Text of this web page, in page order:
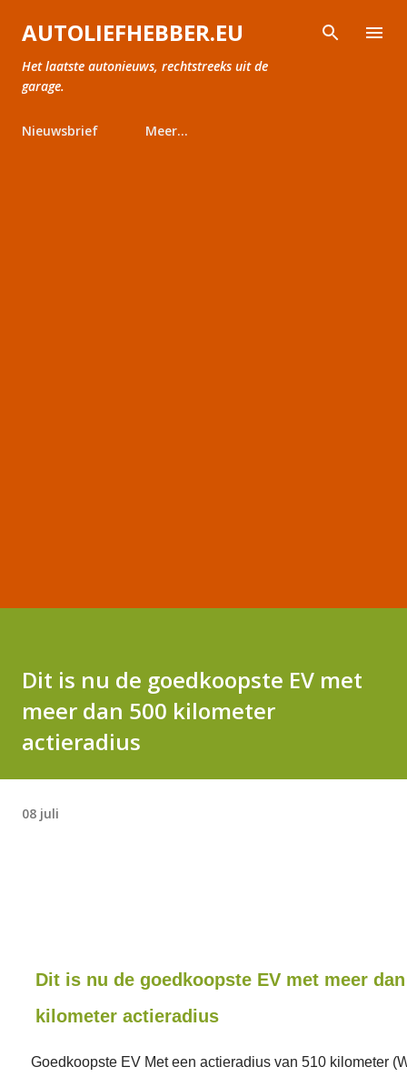
Doorgaan naar hoofdcontent
AUTOLIEFHEBBER.EU
Het laatste autonieuws, rechtstreeks uit de
garage.
Nieuwsbrief Meer…
Dit is nu de goedkoopste EV met
meer dan 500 kilometer
actieradius
08 juli
Dit is nu de goedkoopste EV met meer
kilometer actieradius
Goedkoopste EV Met een actieradius van 510 kilometer